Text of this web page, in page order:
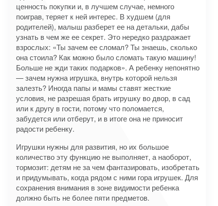
ценность покупки и, в лучшем случае, немного
поиграв, теряет к ней интерес. В худшем (для
родителей), малыш разберет ее на детальки, дабы
узнать в чем же ее секрет. Это нередко раздражает
взрослых: «Ты зачем ее сломал? Ты знаешь, сколько
она стоила? Как можно было сломать такую машину!
Больше не жди таких подарков». А ребенку непонятно
— зачем нужна игрушка, внутрь которой нельзя
залезть? Иногда папы и мамы ставят жесткие
условия, не разрешая брать игрушку во двор, в сад
или к другу в гости, потому что поломается,
забудется или отберут, и в итоге она не приносит
радости ребенку.
Игрушки нужны для развития, но их большое
количество эту функцию не выполняет, а наоборот,
тормозит: детям не за чем фантазировать, изобретать
и придумывать, когда рядом с ними гора игрушек. Для
сохранения внимания в зоне видимости ребенка
должно быть не более пяти предметов.